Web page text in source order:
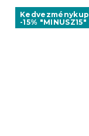
-15% "MINUSZ15"